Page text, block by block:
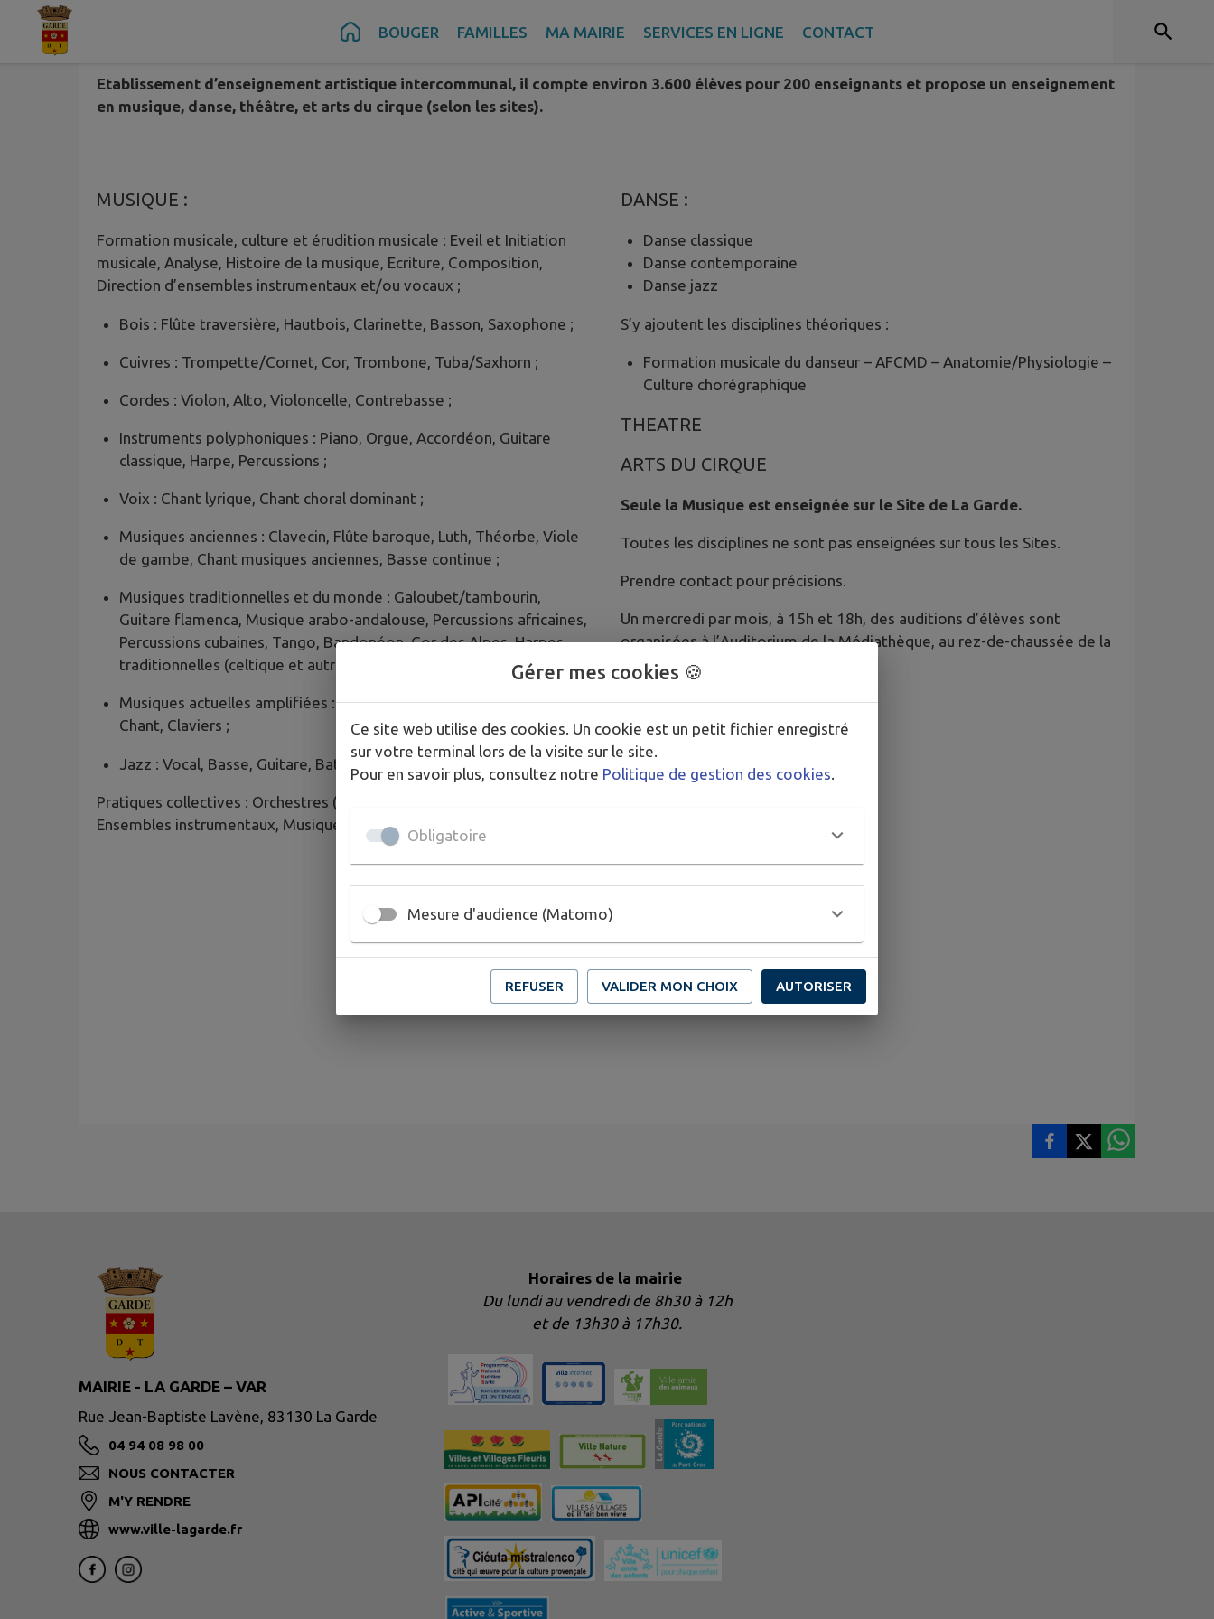
Contenu Pied de page BOUGER FAMILLES MA MAIRIE SERVICES EN LIGNE CONTACT
Le Conservatoire TPM a été créé en 2002 par la Communauté d’agglomération (devenue Métropole le 1
janvier 2018) Toulon Provence
Etablissement d’enseignement artistique intercommunal, il compte environ 3.600 élèves pour 200 enseignants et propose un enseignement
en musique, danse, théâtre, et arts du cirque (selon les sites).
MUSIQUE :
Formation musicale, culture et érudition musicale : Eveil et Initiation
musicale, Analyse, Histoire de la musique, Ecriture, Composition,
Direction d’ensembles instrumentaux et/ou vocaux ;
Bois : Flûte traversière, Hautbois, Clarinette, Basson, Saxophone ;
Cuivres : Trompette/Cornet, Cor, Trombone, Tuba/Saxhorn ;
Cordes : Violon, Alto, Violoncelle, Contrebasse ;
Instruments polyphoniques : Piano, Orgue, Accordéon, Guitare
classique, Harpe, Percussions ;
Voix : Chant lyrique, Chant choral dominant ;
Musiques anciennes : Clavecin, Flûte baroque, Luth, Théorbe, Viole
de gambe, Chant musiques anciennes, Basse continue ;
Musiques traditionnelles et du monde : Galoubet/tambourin,
Guitare flamenca, Musique arabo-andalouse, Percussions africaines,
Percussions cubaines, Tango, Bandonéon, Cor des Alpes, Harpes
traditionnelles (celtique et autres) ;
Musiques actuelles amplifiées : Guitare, Guitare basse, Batterie,
Chant, Claviers ;
Jazz : Vocal, Basse, Guitare, Batterie, Piano, Cuivres, Bois ;
Pratiques collectives : Orchestres (symphonique, d’harmonie, à cordes),
Ensembles instrumentaux, Musique de chambre, Big Band, Chant choral.
DANSE :
Danse classique
Danse contemporaine
Danse jazz
S’y ajoutent les disciplines théoriques :
Formation musicale du danseur – AFCMD – Anatomie/Physiologie –
Culture chorégraphique
THEATRE
ARTS DU CIRQUE
Seule la Musique est enseignée sur le Site de La Garde.
Toutes les disciplines ne sont pas enseignées sur tous les Sites.
Prendre contact pour précisions.
Un mercredi par mois, à 15h et 18h, des auditions d’élèves sont
organisées à l’Auditorium de la Médiathèque, au rez-de-chaussée de la
Maison Gérard Philipe.
EN SAVOIR PLUS
www.conservatoire-tpm.fr/
MAIRIE - LA GARDE – VAR
Rue Jean-Baptiste Lavène, 83130 La Garde
04 94 08 98 00
NOUS CONTACTER
M'Y RENDRE
www.ville-lagarde.fr
Horaires de la mairie
Du lundi au vendredi de 8h30 à 12h
et de 13h30 à 17h30.
Gérer mes cookies 🍪
Ce site web utilise des cookies. Un cookie est un petit fichier enregistré
sur votre terminal lors de la visite sur le site.
Pour en savoir plus, consultez notre Politique de gestion des cookies
Obligatoire
Mesure d'audience (Matomo)
REFUSER VALIDER MON CHOIX AUTORISER